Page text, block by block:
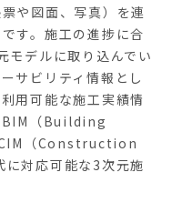
や図面、写真）を連
す。施工の進捗に合
モデルに取り込んでい
サビリティ情報とし
用可能な施工実績情
BIM（Building
（Construction
対応可能な3次元施